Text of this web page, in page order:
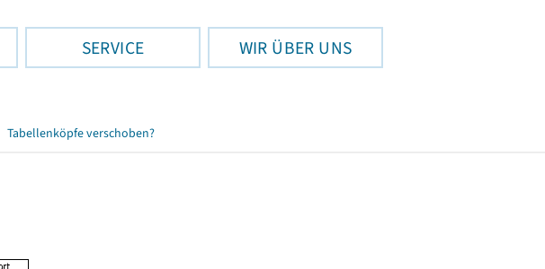
SERVICE WIR ÜBER UNS
Tabellenköpfe verschoben?